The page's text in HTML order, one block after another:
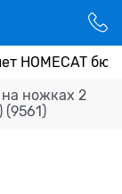
HOMECAT
на ножках 2
(9561)